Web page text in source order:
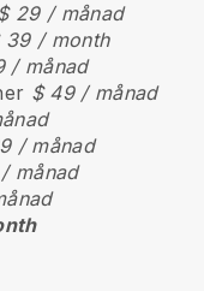
29 / månad
39 / month
/ månad
$ 49 / månad
/ månad
månad